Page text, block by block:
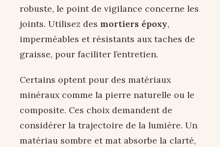
robuste, le point de vigilance concerne les
joints. Utilisez des mortiers époxy,
imperméables et résistants aux taches de
graisse, pour faciliter l’entretien.
Certains optent pour des matériaux
minéraux comme la pierre naturelle ou le
composite. Ces choix demandent de
considérer la trajectoire de la lumière. Un
matériau sombre et mat absorbe la clarté,